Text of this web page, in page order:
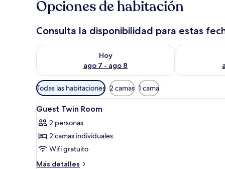
Opciones de habitación
Consulta la disponibilidad para estas
Hoy
ago 7 - ago 8
Consulta la disponibilidad para hoy ago 7 - ago 8
Consulta la
Filtros
disponibles
para
habitaciones
Todas las habitaciones 2 camas 1 cama
Abrir
todas
las
fotos
de
Guest
Habitación de hotel con dos
15
Guest Twin Room
2 personas
2 camas individuales
Wifi gratuito
Más detalles
Más